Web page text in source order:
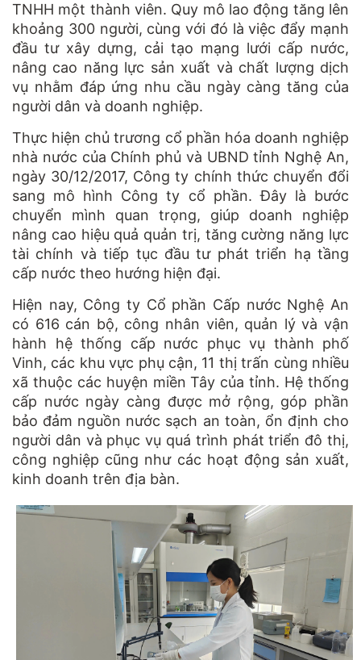
TNHH một thành viên. Quy mô lao động tăng lên
khoảng 300 người, cùng với đó là việc đẩy mạnh
đầu tư xây dựng, cải tạo mạng lưới cấp nước,
nâng cao năng lực sản xuất và chất lượng dịch
vụ nhằm đáp ứng nhu cầu ngày càng tăng của
người dân và doanh nghiệp.
Thực hiện chủ trương cổ phần hóa doanh nghiệp
nhà nước của Chính phủ và UBND tỉnh Nghệ An,
ngày 30/12/2017, Công ty chính thức chuyển đổi
sang mô hình Công ty cổ phần. Đây là bước
chuyển mình quan trọng, giúp doanh nghiệp
nâng cao hiệu quả quản trị, tăng cường năng lực
tài chính và tiếp tục đầu tư phát triển hạ tầng
cấp nước theo hướng hiện đại.
Hiện nay, Công ty Cổ phần Cấp nước Nghệ An
có 616 cán bộ, công nhân viên, quản lý và vận
hành hệ thống cấp nước phục vụ thành phố
Vinh, các khu vực phụ cận, 11 thị trấn cùng nhiều
xã thuộc các huyện miền Tây của tỉnh. Hệ thống
cấp nước ngày càng được mở rộng, góp phần
bảo đảm nguồn nước sạch an toàn, ổn định cho
người dân và phục vụ quá trình phát triển đô thị,
công nghiệp cũng như các hoạt động sản xuất,
kinh doanh trên địa bàn.